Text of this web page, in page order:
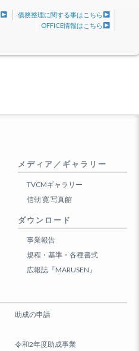
債務整理に関する事はこちら
OFFICE情報はこちら
メディア／ギャラリー
TVCMギャラリー
信朝 寛 写真館
ダウンロード
事業報告
規程・基準・各種書式
広報誌『MARUSEN』
助成の申請
令和2年度助成事業